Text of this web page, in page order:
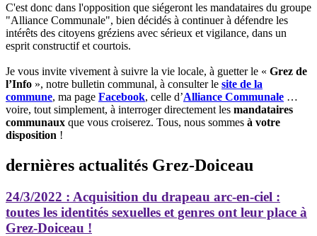
C'est donc dans l'opposition que siégeront les mandataires du groupe
"Alliance Communale", bien décidés à continuer à défendre les
intérêts des citoyens gréziens avec sérieux et vigilance, dans un
esprit constructif et courtois.
Je vous invite vivement à suivre la vie locale, à guetter le « Grez de
l’Info », notre bulletin communal, à consulter le site de la
commune, ma page Facebook, celle d’Alliance Communale …
voire, tout simplement, à interroger directement les mandataires
communaux que vous croiserez. Tous, nous sommes à votre
disposition !
dernières actualités Grez-Doiceau
24/3/2022 : Acquisition du drapeau arc-en-ciel :
toutes les identités sexuelles et genres ont leur place à
Grez-Doiceau !